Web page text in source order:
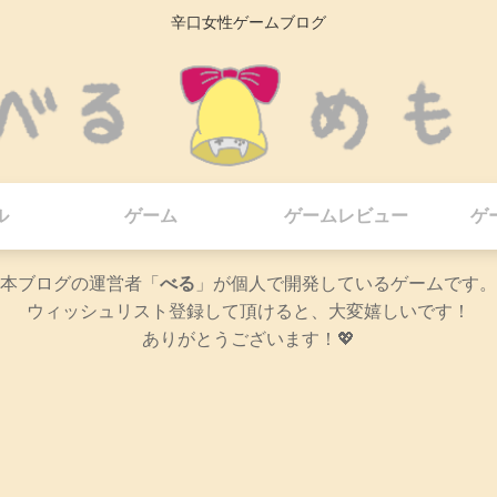
辛口女性ゲームブログ
ゲーム ゲームレビュー ゲ
本ブログの運営者「 べる 」が個人で開発しているゲームです。
ウィッシュリスト登録して頂けると、大変嬉しいです！
ありがとうございます！💖